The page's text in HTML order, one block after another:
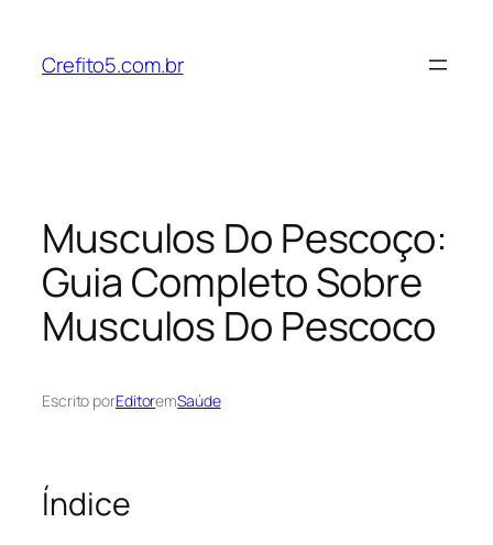
Crefito5.com.br
Musculos Do Pescoço:
Guia Completo Sobre
Musculos Do Pescoco
Escrito porEditoremSaúde
Índice